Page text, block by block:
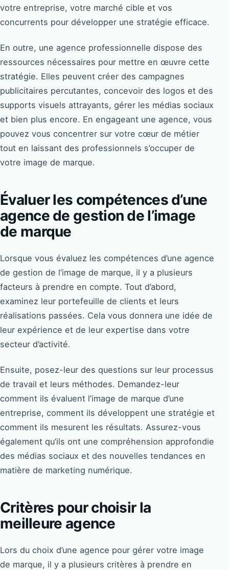
votre entreprise, votre marché cible et vos
concurrents pour développer une stratégie efficace.
En outre, une agence professionnelle dispose des
ressources nécessaires pour mettre en œuvre cette
stratégie. Elles peuvent créer des campagnes
publicitaires percutantes, concevoir des logos et des
supports visuels attrayants, gérer les médias sociaux
et bien plus encore. En engageant une agence, vous
pouvez vous concentrer sur votre cœur de métier
tout en laissant des professionnels s’occuper de
votre image de marque.
Évaluer les compétences d’une
agence de gestion de l’image
de marque
Lorsque vous évaluez les compétences d’une agence
de gestion de l’image de marque, il y a plusieurs
facteurs à prendre en compte. Tout d’abord,
examinez leur portefeuille de clients et leurs
réalisations passées. Cela vous donnera une idée de
leur expérience et de leur expertise dans votre
secteur d’activité.
Ensuite, posez-leur des questions sur leur processus
de travail et leurs méthodes. Demandez-leur
comment ils évaluent l’image de marque d’une
entreprise, comment ils développent une stratégie et
comment ils mesurent les résultats. Assurez-vous
également qu’ils ont une compréhension approfondie
des médias sociaux et des nouvelles tendances en
matière de marketing numérique.
Critères pour choisir la
meilleure agence
Lors du choix d’une agence pour gérer votre image
de marque, il y a plusieurs critères à prendre en